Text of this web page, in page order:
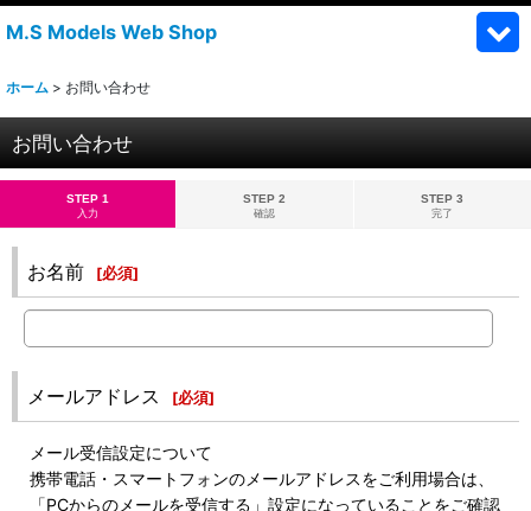
M.S Models Web Shop
ホーム > お問い合わせ
お問い合わせ
STEP 1
入力
STEP 2
確認
STEP 3
完了
お名前 [必須]
メールアドレス [必須]
メール受信設定について
携帯電話・スマートフォンのメールアドレスをご利用場合は、
「PCからのメールを受信する」設定になっていることをご確認